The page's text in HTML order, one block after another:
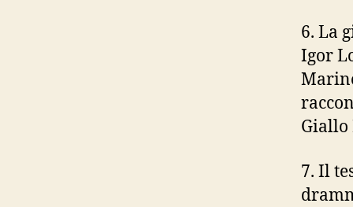
6. La
Igor
7. Il